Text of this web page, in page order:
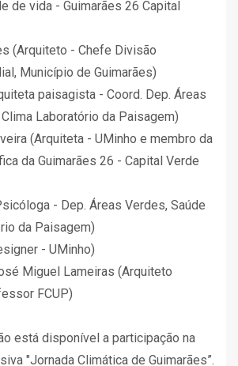
de vida - Guimarães 26 Capital
(Arquiteto - Chefe Divisão
Município de Guimarães)
paisagista - Coord. Dep. Áreas
Laboratório da Paisagem)
(Arquiteta - UMinho e membro da
da Guimarães 26 - Capital Verde
- Dep. Áreas Verdes, Saúde
da Paisagem)
- UMinho)
Miguel Lameiras (Arquiteto
FCUP)
está disponível a participação na
"Jornada Climática de Guimarães”.